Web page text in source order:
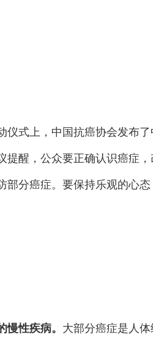
仪式上，中国抗癌协会发布
提醒，公众要正确认识癌症
部分癌症。要保持乐观的心
性疾病。 大部分癌症是人